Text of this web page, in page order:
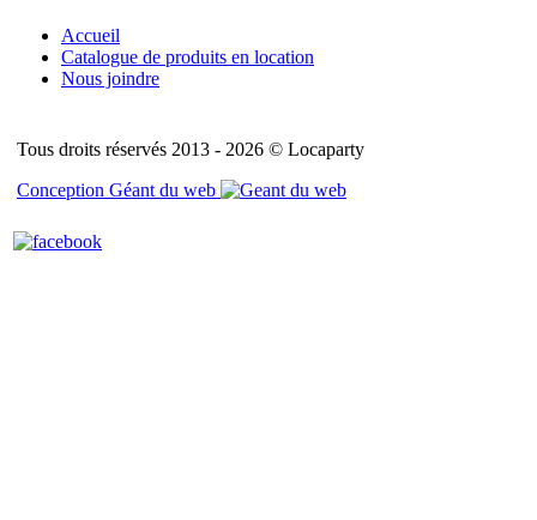
Accueil
Catalogue de produits en location
Nous joindre
Tous droits réservés 2013 - 2026 © Locaparty
Conception Géant du web